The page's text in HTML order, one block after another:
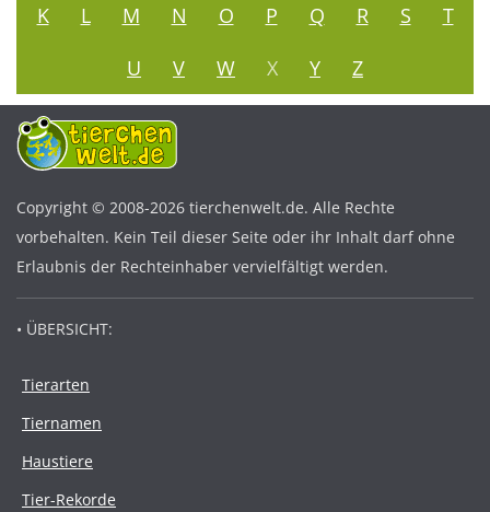
K
L M N O P Q R S
T
U
V W X Y Z
Copyright © 2008-2026 tierchenwelt.de. Alle Rechte
vorbehalten. Kein Teil dieser Seite oder ihr Inhalt darf ohne
Erlaubnis der Rechteinhaber vervielfältigt werden.
• ÜBERSICHT:
Tierarten
Tiernamen
Haustiere
Tier-Rekorde